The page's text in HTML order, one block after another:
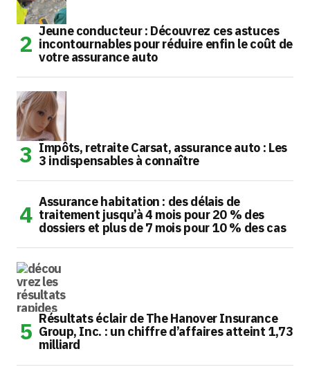
Jeune conducteur : Découvrez ces astuces
incontournables pour réduire enfin le coût de
votre assurance auto
Impôts, retraite Carsat, assurance auto : Les
3 indispensables à connaître
Assurance habitation : des délais de
traitement jusqu’à 4 mois pour 20 % des
dossiers et plus de 7 mois pour 10 % des cas
Résultats éclair de The Hanover Insurance
Group, Inc. : un chiffre d’affaires atteint 1,73
milliard